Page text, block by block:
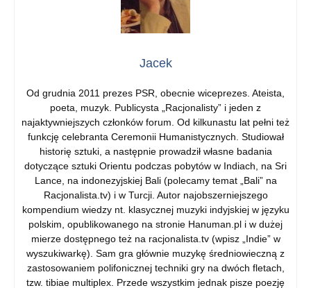
Jacek
Od grudnia 2011 prezes PSR, obecnie wiceprezes. Ateista,
poeta, muzyk. Publicysta „Racjonalisty” i jeden z
najaktywniejszych członków forum. Od kilkunastu lat pełni też
funkcję celebranta Ceremonii Humanistycznych. Studiował
historię sztuki, a następnie prowadził własne badania
dotyczące sztuki Orientu podczas pobytów w Indiach, na Sri
Lance, na indonezyjskiej Bali (polecamy temat „Bali” na
Racjonalista.tv) i w Turcji. Autor najobszerniejszego
kompendium wiedzy nt. klasycznej muzyki indyjskiej w języku
polskim, opublikowanego na stronie Hanuman.pl i w dużej
mierze dostępnego też na racjonalista.tv (wpisz „Indie” w
wyszukiwarkę). Sam gra głównie muzykę średniowieczną z
zastosowaniem polifonicznej techniki gry na dwóch fletach,
tzw. tibiae multiplex. Przede wszystkim jednak pisze poezję